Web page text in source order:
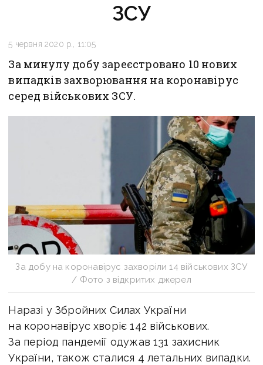
ЗСУ
5 червня 2020 р., 11:05
За минулу добу зареєстровано 10 нових
випадків захворювання на коронавірус
серед військових ЗСУ.
За добу на коронавірус захворіли 14 військових ЗСУ
/ Фото з відкритих джерел
Наразі у Збройних Силах України
на коронавірус хворіє 142 військових.
За період пандемії одужав 131 захисник
України, також сталися 4 летальних випадки.